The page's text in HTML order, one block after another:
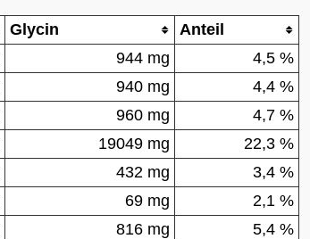
Glycin
Anteil
944 mg
4,5 %
940 mg
4,4 %
960 mg
4,7 %
19049 mg
22,3 %
432 mg
3,4 %
69 mg
2,1 %
816 mg
5,4 %